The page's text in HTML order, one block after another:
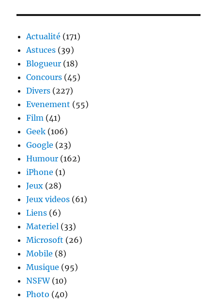
Actualité (171)
Astuces (39)
Blogueur (18)
Concours (45)
Divers (227)
Evenement (55)
Film (41)
Geek (106)
Google (23)
Humour (162)
iPhone (1)
Jeux (28)
Jeux videos (61)
Liens (6)
Materiel (33)
Microsoft (26)
Mobile (8)
Musique (95)
NSFW(10)
Photo (40)